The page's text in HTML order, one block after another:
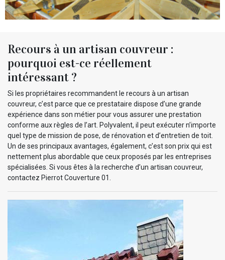
Recours à un artisan couvreur :
pourquoi est-ce réellement
intéressant ?
Si les propriétaires recommandent le recours à un artisan
couvreur, c’est parce que ce prestataire dispose d’une grande
expérience dans son métier pour vous assurer une prestation
conforme aux règles de l’art. Polyvalent, il peut exécuter n’importe
quel type de mission de pose, de rénovation et d’entretien de toit.
Un de ses principaux avantages, également, c’est son prix qui est
nettement plus abordable que ceux proposés par les entreprises
spécialisées. Si vous êtes à la recherche d’un artisan couvreur,
contactez Pierrot Couverture 01.